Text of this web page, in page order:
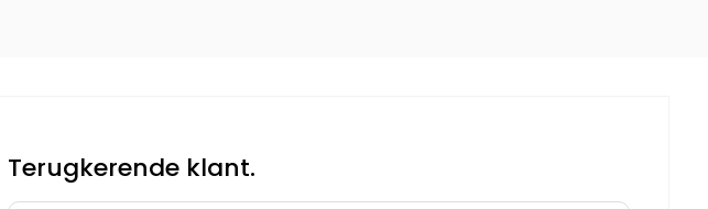
Terugkerende klant.